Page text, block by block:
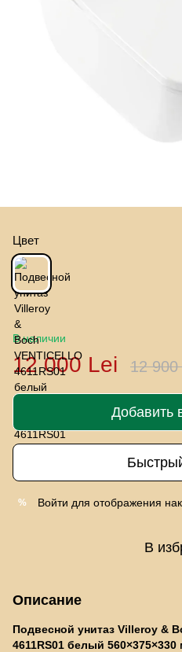
Цвет
В наличии
12 000 Lei 12 900
Добавить
% Войти для отображения
В
Описание
Подвесной унитаз Villeroy &
4611RS01 белый 560×375×330